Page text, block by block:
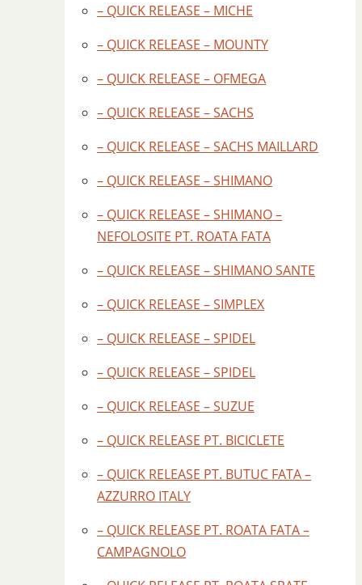
– QUICK RELEASE – MICHE
– QUICK RELEASE – MOUNTY
– QUICK RELEASE – OFMEGA
– QUICK RELEASE – SACHS
– QUICK RELEASE – SACHS MAILLARD
– QUICK RELEASE – SHIMANO
– QUICK RELEASE – SHIMANO –
NEFOLOSITE PT. ROATA FATA
– QUICK RELEASE – SHIMANO SANTE
– QUICK RELEASE – SIMPLEX
– QUICK RELEASE – SPIDEL
– QUICK RELEASE – SPIDEL
– QUICK RELEASE – SUZUE
– QUICK RELEASE PT. BICICLETE
– QUICK RELEASE PT. BUTUC FATA –
AZZURRO ITALY
– QUICK RELEASE PT. ROATA FATA –
CAMPAGNOLO